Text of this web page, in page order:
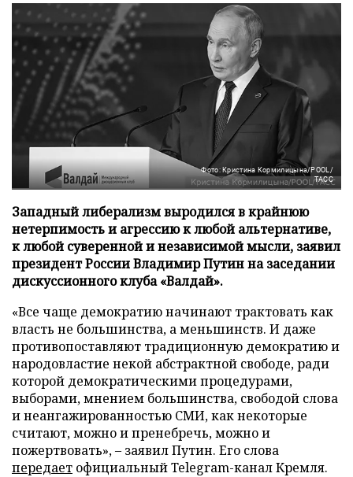
Фото: Кристина Кормилицына/POOL/
ТАСС
Западный либерализм выродился в крайнюю
нетерпимость и агрессию к любой альтернативе,
к любой суверенной и независимой мысли, заявил
президент России Владимир Путин на заседании
дискуссионного клуба «Валдай».
«Все чаще демократию начинают трактовать как
власть не большинства, а меньшинств. И даже
противопоставляют традиционную демократию и
народовластие некой абстрактной свободе, ради
которой демократическими процедурами,
выборами, мнением большинства, свободой слова
и неангажированностью СМИ, как некоторые
считают, можно и пренебречь, можно и
пожертвовать», – заявил Путин. Его слова
передает официальный Telegram-канал Кремля.